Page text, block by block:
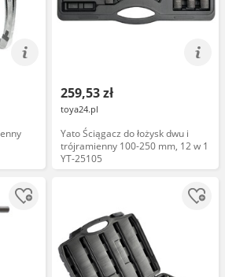
259,53 zł
toya24.pl
Yato Ściągacz do łożysk dwu i
trójramienny 100-250 mm, 12 w 1
YT-25105